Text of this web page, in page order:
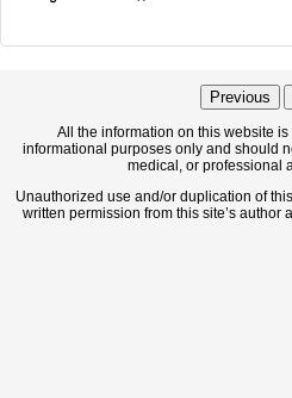
Previous
All the information on this website
informational purposes only and should
medical, or professional
Unauthorized use and/or duplication of
written permission from this site’s author